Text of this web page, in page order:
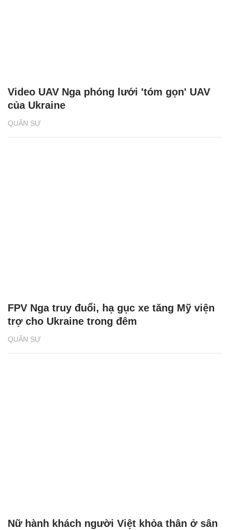
QUÂN SỰ
Video UAV Nga phóng lưới 'tóm gọn' UAV
của Ukraine
QUÂN SỰ
FPV Nga truy đuổi, hạ gục xe tăng Mỹ viện
trợ cho Ukraine trong đêm
Nữ hành khách người Việt khỏa thân ở sân